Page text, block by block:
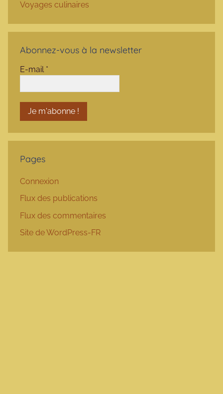
Voyages culinaires
Abonnez-vous à la newsletter
E-mail *
Pages
Connexion
Flux des publications
Flux des commentaires
Site de WordPress-FR